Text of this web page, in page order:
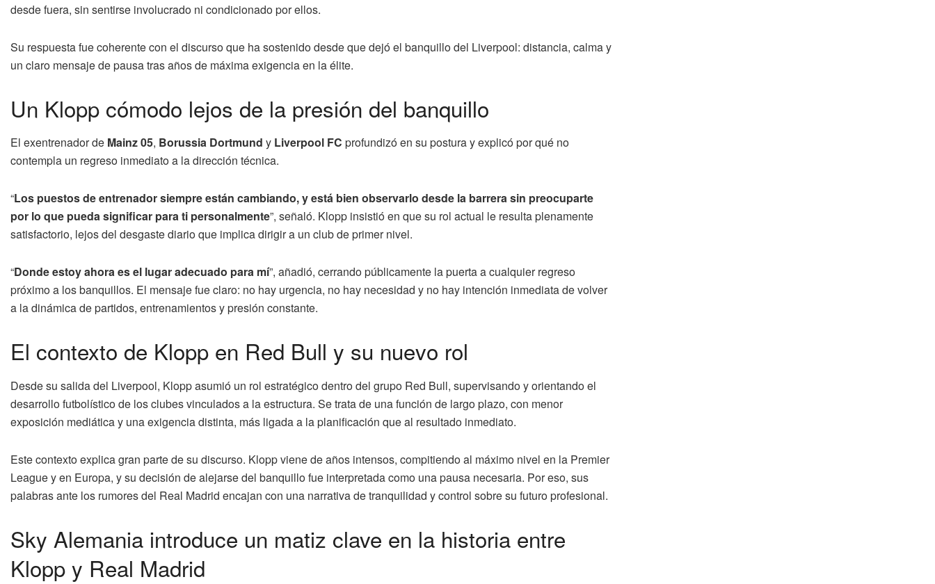
desde fuera, sin sentirse involucrado ni condicionado por ellos.
Su respuesta fue coherente con el discurso que ha sostenido desde que dejó el banquillo del Liverpool: distancia, calma y
un claro mensaje de pausa tras años de máxima exigencia en la élite.
Un Klopp cómodo lejos de la presión del banquillo
El exentrenador de Mainz 05, Borussia Dortmund y Liverpool FC profundizó en su postura y explicó por qué no
contempla un regreso inmediato a la dirección técnica.
“Los puestos de entrenador siempre están cambiando, y está bien observarlo desde la barrera sin preocuparte
por lo que pueda significar para ti personalmente”, señaló. Klopp insistió en que su rol actual le resulta plenamente
satisfactorio, lejos del desgaste diario que implica dirigir a un club de primer nivel.
“Donde estoy ahora es el lugar adecuado para mí”, añadió, cerrando públicamente la puerta a cualquier regreso
próximo a los banquillos. El mensaje fue claro: no hay urgencia, no hay necesidad y no hay intención inmediata de volver
a la dinámica de partidos, entrenamientos y presión constante.
El contexto de Klopp en Red Bull y su nuevo rol
Desde su salida del Liverpool, Klopp asumió un rol estratégico dentro del grupo Red Bull, supervisando y orientando el
desarrollo futbolístico de los clubes vinculados a la estructura. Se trata de una función de largo plazo, con menor
exposición mediática y una exigencia distinta, más ligada a la planificación que al resultado inmediato.
Este contexto explica gran parte de su discurso. Klopp viene de años intensos, compitiendo al máximo nivel en la Premier
League y en Europa, y su decisión de alejarse del banquillo fue interpretada como una pausa necesaria. Por eso, sus
palabras ante los rumores del Real Madrid encajan con una narrativa de tranquilidad y control sobre su futuro profesional.
Sky Alemania introduce un matiz clave en la historia entre
Klopp y Real Madrid